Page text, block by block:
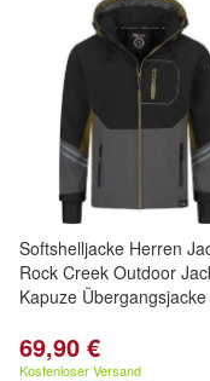
Softshelljacke Herren
Rock Creek Outdoor
Kapuze
69,90 €
Kostenloser Versand